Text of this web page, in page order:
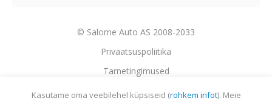
© Salome Auto AS 2008-2033
Privaatsuspoliitika
Tarnetingimused
Garantii
Kasutame oma veebilehel küpsiseid (rohkem infot). Meie